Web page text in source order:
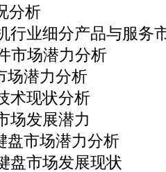
分析
行业细分产品与服务
市场潜力分析
场潜力分析
术现状分析
场发展潜力
盘市场潜力分析
盘市场发展现状